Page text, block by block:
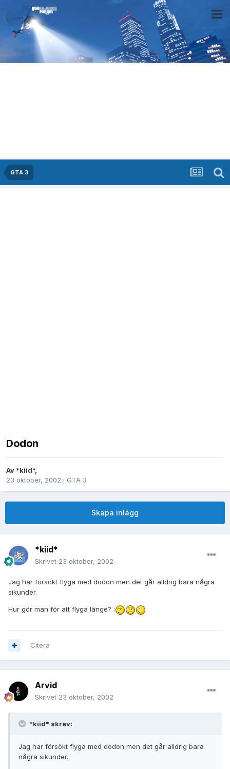
GTA 3
Dodon
Av *kiid*,
23 oktober, 2002 i GTA 3
Skapa inlägg
*kiid*
Skrivet 23 oktober, 2002
Jag har försökt flyga med dodon men det går alldrig bara några
sikunder.
Hur gör man för att flyga länge? :
Citera
Arvid
Skrivet 23 oktober, 2002
*kiid* skrev:
Jag har försökt flyga med dodon men det går alldrig bara
några sikunder.